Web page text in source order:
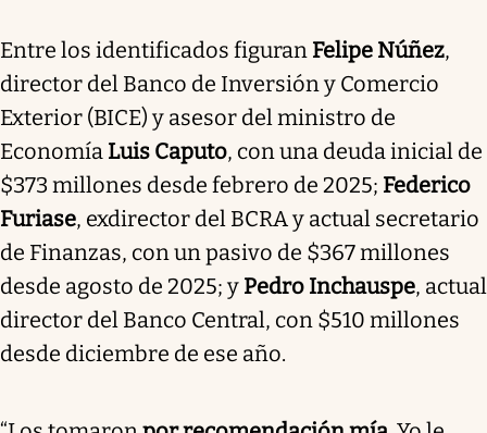
Entre los identificados figuran Felipe Núñez,
director del Banco de Inversión y Comercio
Exterior (BICE) y asesor del ministro de
Economía Luis Caputo, con una deuda inicial de
$373 millones desde febrero de 2025; Federico
Furiase, exdirector del BCRA y actual secretario
de Finanzas, con un pasivo de $367 millones
desde agosto de 2025; y Pedro Inchauspe, actual
director del Banco Central, con $510 millones
desde diciembre de ese año.